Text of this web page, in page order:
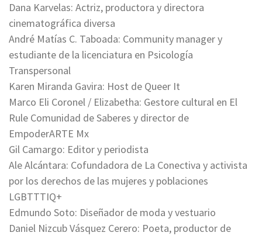
Dana Karvelas: Actriz, productora y directora
cinematográfica diversa
André Matías C. Taboada: Community manager y
estudiante de la licenciatura en Psicología
Transpersonal
Karen Miranda Gavira: Host de Queer It
Marco Eli Coronel / Elizabetha: Gestore cultural en El
Rule Comunidad de Saberes y director de
EmpoderARTE Mx
Gil Camargo: Editor y periodista
Ale Alcántara: Cofundadora de La Conectiva y activista
por los derechos de las mujeres y poblaciones
LGBTTTIQ+
Edmundo Soto: Diseñador de moda y vestuario
Daniel Nizcub Vásquez Cerero: Poeta, productor de